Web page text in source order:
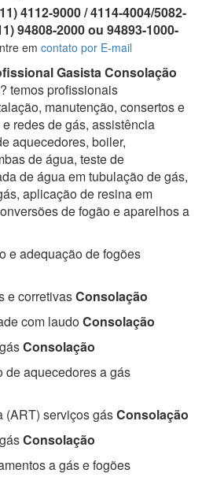
4112-9000 / 4114-4004/5082-
94808-2000 ou 94893-1000-
em contato por E-mail
Gasista Consolação
temos profissionais
manutenção, consertos e
redes de gás, assistência
aquecedores, boiler,
de água, teste de
de água em tubulação de gás,
aplicação de resina em
de fogão e aparelhos a
e adequação de fogões
e corretivasConsolação
com laudoConsolação
Consolação
de aquecedores a gás
(ART) serviços gásConsolação
Consolação
a gás e fogões